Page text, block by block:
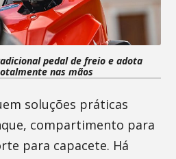
pedal de freio e adota
nas mãos
soluções práticas
compartimento para
para capacete. Há